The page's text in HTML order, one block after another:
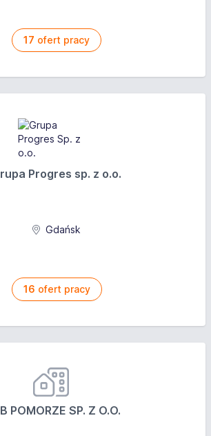
17 ofert pracy
Progres sp. z o.o.
Gdańsk
16 ofert pracy
POMORZE SP. Z O.O.